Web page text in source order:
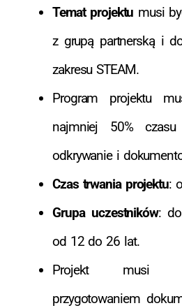
Temat projektu musi
z grupą partnerską i
zakresu STEAM.
Program projektu
najmniej 50% czasu
odkrywanie i
Czas trwania projektu:
Grupa uczestników:
od 12 do 26 lat.
Projekt musi
przygotowaniem